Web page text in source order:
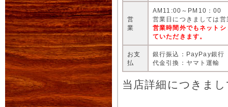
営
業
AM11:00～PM10：00
営業日につきましては
営業時間外でもネット
ていただきます。
お支
払
銀行振込：PayPay銀行
代金引換：ヤマト運輸
当店詳細につきま